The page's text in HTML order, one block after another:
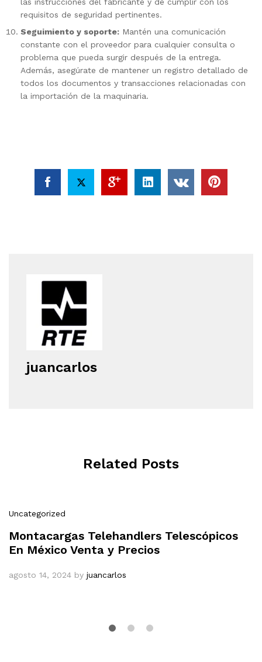
las instrucciones del fabricante y de cumplir con los
requisitos de seguridad pertinentes.
Seguimiento y soporte: Mantén una comunicación
constante con el proveedor para cualquier consulta o
problema que pueda surgir después de la entrega.
Además, asegúrate de mantener un registro detallado de
todos los documentos y transacciones relacionadas con
la importación de la maquinaria.
juancarlos
Related Posts
Uncategorized
Montacargas Telehandlers Telescópicos
En México Venta y Precios
agosto 14, 2024 by juancarlos